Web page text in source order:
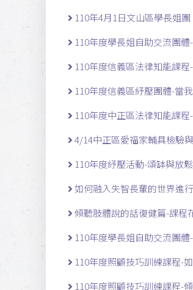
110年4月1日文山區學長姐團
110年度學長姐自助交流團體
110年度信義區法律知能課程
110年度信義區紓壓團體-當
110年度中正區法律知能課程
4/14中正區愛福家輔具檢驗
110年度紓壓活動-頌缽與放鬆
如何融入失智長輩的世界進
傾聽肢體說的話復健篇-課程
110年度學長姐自助交流團體
110年度照顧技巧訓練課程-
110年度照顧技巧訓練課程-